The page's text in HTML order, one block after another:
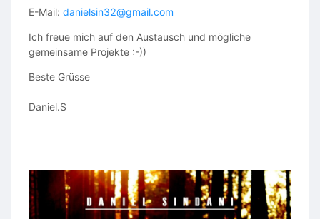
E-Mail: danielsin32@gmail.com
Ich freue mich auf den Austausch und mögliche
gemeinsame Projekte :-))
Beste Grüsse
Daniel.S